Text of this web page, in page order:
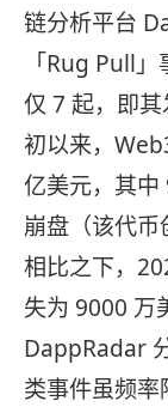
链分析平台
「Rug Pull
仅 7 起，即
初以来，
亿美元，其
崩盘（该代币
相比之下，
失为 9000 万
DappRadar
类事件虽频